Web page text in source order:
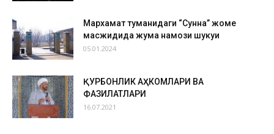
Мархамат туманидаги “Сунна” жоме
масжидида жума намози шукуҳи
05.01.2024
ҚУРБОНЛИК АҲКОМЛАРИ ВА
ФАЗИЛАТЛАРИ
16.07.2021